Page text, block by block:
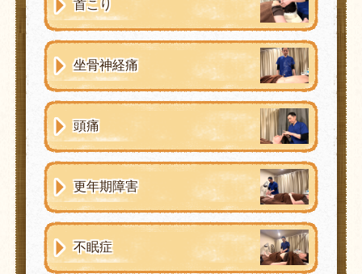
首こり
坐骨神経痛
頭痛
更年期障害
不眠症